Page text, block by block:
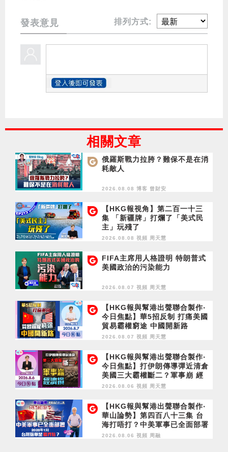
發表意見 排列方式:
相關文章
俄羅斯戰力拉胯？難保不是在消
耗敵人
2026.08.08 博客 曾財安
【HKG報視角】第二百一十三
集 「新疆牌」打爛了「美式民
主」玩殘了
2026.08.08 視頻 周天慧
FIFA主席用人格證明 特朗普式
美國政治的污染能力
2026.08.07 視頻 周天慧
【HKG報與幫港出聲聯合製作‧
今日焦點】華5招反制 打痛美國
貿易霸權窮途 中國開新路
2026.08.07 視頻 周天慧
【HKG報與幫港出聲聯合製作‧
今日焦點】打伊朗傳導彈近清倉
美國三大霸權斷二？軍事崩 經
濟損
2026.08.06 視頻 周天慧
【HKG報與幫港出聲聯合製作‧
華山論勢】第四百八十三集 台
海打唔打？中美軍事已全面部署
2028年1月台灣選舉是臨界點？
2026.08.06 視頻 周融